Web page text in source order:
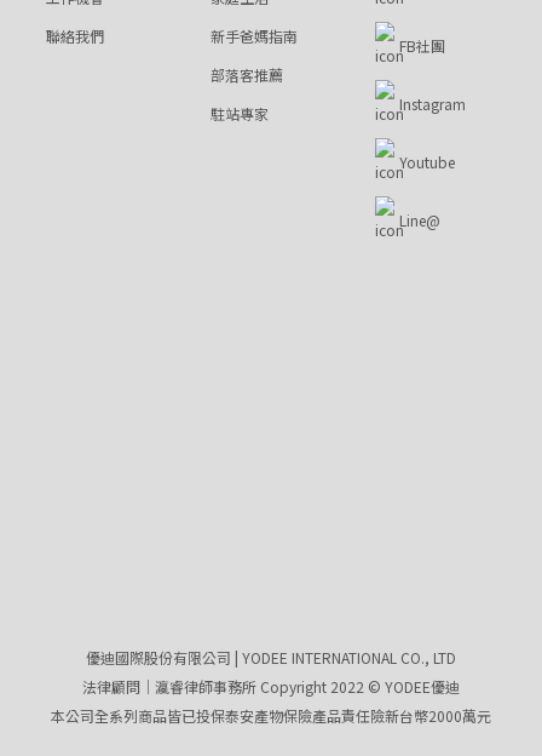
聯絡我們
新手爸媽指南
部落客推薦
駐站專家
FB社團
Instagram
Youtube
Line@
優迪國際股份有限公司 | YODEE INTERNATIONAL CO., LTD
法律顧問｜瀛睿律師事務所 Copyright 2022 © YODEE優迪
本公司全系列商品皆已投保泰安產物保險產品責任險新台幣2000萬元